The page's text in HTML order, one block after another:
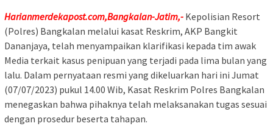
Harianmerdekapost.com,Bangkalan-Jatim,- Kepolisian Resort
(Polres) Bangkalan melalui kasat Reskrim, AKP Bangkit
Dananjaya, telah menyampaikan klarifikasi kepada tim awak
Media terkait kasus penipuan yang terjadi pada lima bulan yang
lalu. Dalam pernyataan resmi yang dikeluarkan hari ini Jumat
(07/07/2023) pukul 14.00 Wib, Kasat Reskrim Polres Bangkalan
menegaskan bahwa pihaknya telah melaksanakan tugas sesuai
dengan prosedur beserta tahapan.